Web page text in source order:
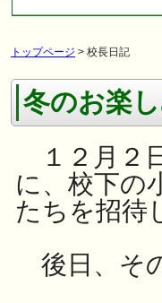
トップページ > 校長日記
冬のお楽し
１２月２
に、校下の
たちを招待
後日、そ